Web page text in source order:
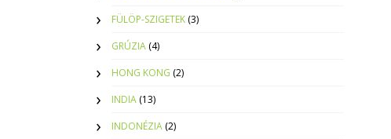
FÜLÖP-SZIGETEK (3)
GRÚZIA (4)
HONG KONG (2)
INDIA (13)
INDONÉZIA (2)